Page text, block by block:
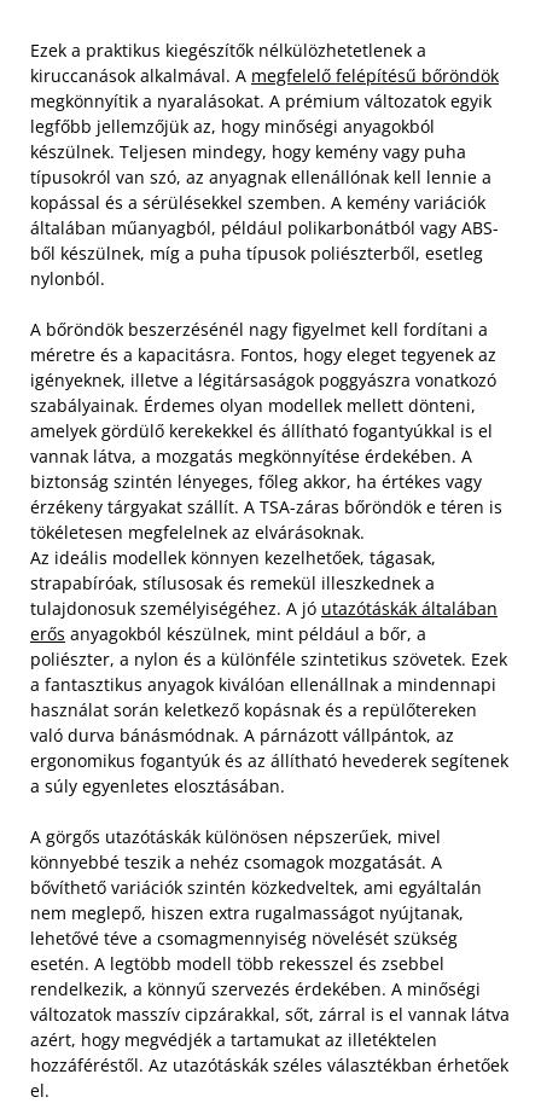
Ezek a praktikus kiegészítők nélkülözhetetlenek a
kiruccanások alkalmával. A megfelelő felépítésű bőröndök
megkönnyítik a nyaralásokat. A prémium változatok egyik
legfőbb jellemzőjük az, hogy minőségi anyagokból
készülnek. Teljesen mindegy, hogy kemény vagy puha
típusokról van szó, az anyagnak ellenállónak kell lennie a
kopással és a sérülésekkel szemben. A kemény variációk
általában műanyagból, például polikarbonátból vagy ABS-
ből készülnek, míg a puha típusok poliészterből, esetleg
nylonból.
A bőröndök beszerzésénél nagy figyelmet kell fordítani a
méretre és a kapacitásra. Fontos, hogy eleget tegyenek az
igényeknek, illetve a légitársaságok poggyászra vonatkozó
szabályainak. Érdemes olyan modellek mellett dönteni,
amelyek gördülő kerekekkel és állítható fogantyúkkal is el
vannak látva, a mozgatás megkönnyítése érdekében. A
biztonság szintén lényeges, főleg akkor, ha értékes vagy
érzékeny tárgyakat szállít. A TSA-záras bőröndök e téren is
tökéletesen megfelelnek az elvárásoknak.
Az ideális modellek könnyen kezelhetőek, tágasak,
strapabíróak, stílusosak és remekül illeszkednek a
tulajdonosuk személyiségéhez. A jó utazótáskák általában
erős anyagokból készülnek, mint például a bőr, a
poliészter, a nylon és a különféle szintetikus szövetek. Ezek
a fantasztikus anyagok kiválóan ellenállnak a mindennapi
használat során keletkező kopásnak és a repülőtereken
való durva bánásmódnak. A párnázott vállpántok, az
ergonomikus fogantyúk és az állítható hevederek segítenek
a súly egyenletes elosztásában.
A görgős utazótáskák különösen népszerűek, mivel
könnyebbé teszik a nehéz csomagok mozgatását. A
bővíthető variációk szintén közkedveltek, ami egyáltalán
nem meglepő, hiszen extra rugalmasságot nyújtanak,
lehetővé téve a csomagmennyiség növelését szükség
esetén. A legtöbb modell több rekesszel és zsebbel
rendelkezik, a könnyű szervezés érdekében. A minőségi
változatok masszív cipzárakkal, sőt, zárral is el vannak látva
azért, hogy megvédjék a tartamukat az illetéktelen
hozzáféréstől. Az utazótáskák széles választékban érhetőek
el.